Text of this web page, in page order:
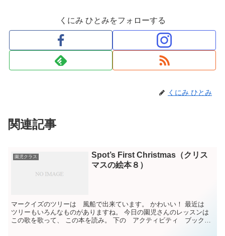
くにみ ひとみをフォローする
くにみ ひとみ
関連記事
園児クラス
Spot’s First Christmas（クリス
マスの絵本８）
マークイズのツリーは 風船で出来ています。 かわいい！ 最近は
ツリーもいろんなものがありますね。 今日の園児さんのレッスンは
この歌を歌って、 この本を読み。 下の アクティビティ ブックか